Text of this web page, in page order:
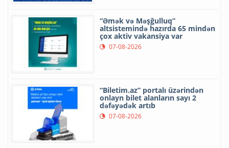
“Əmək və Məşğulluq”
altsistemində hazırda 65 mindən
çox aktiv vakansiya var
07-08-2026
“Biletim.az” portalı üzərindən
onlayn bilet alanların sayı 2
dəfəyədək artıb
07-08-2026